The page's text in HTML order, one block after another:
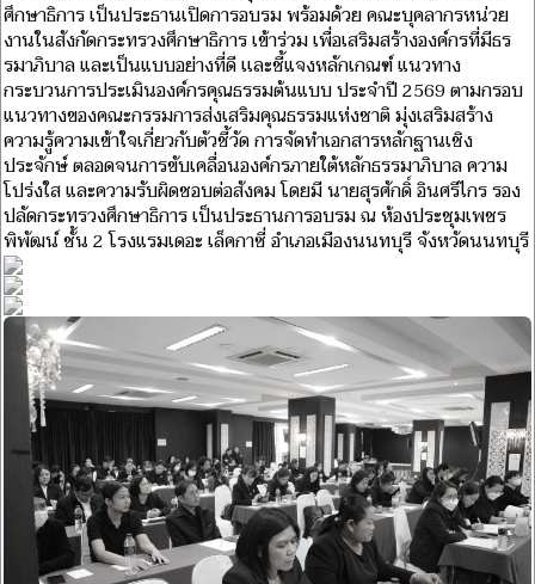
ศึกษาธิการ เป็นประธานเปิดการอบรม พร้อมด้วย คณะบุคลากรหน่วย
งานในสังกัดกระทรวงศึกษาธิการ เข้าร่วม เพื่อเสริมสร้างองค์กรที่มีธร
รมาภิบาล และเป็นแบบอย่างที่ดี เเละชี้แจงหลักเกณฑ์ แนวทาง
กระบวนการประเมินองค์กรคุณธรรมต้นแบบ ประจำปี 2569 ตามกรอบ
แนวทางของคณะกรรมการส่งเสริมคุณธรรมแห่งชาติ มุ่งเสริมสร้าง
ความรู้ความเข้าใจเกี่ยวกับตัวชี้วัด การจัดทำเอกสารหลักฐานเชิง
ประจักษ์ ตลอดจนการขับเคลื่อนองค์กรภายใต้หลักธรรมาภิบาล ความ
โปร่งใส และความรับผิดชอบต่อสังคม โดยมี นายสุรศักดิ์ อินศรีไกร รอง
ปลัดกระทรวงศึกษาธิการ เป็นประธานการอบรม ณ ห้องประชุมเพชร
พิพัฒน์ ชั้น 2 โรงแรมเดอะ เล็คกาซี่ อำเภอเมืองนนทบุรี จังหวัดนนทบุรี